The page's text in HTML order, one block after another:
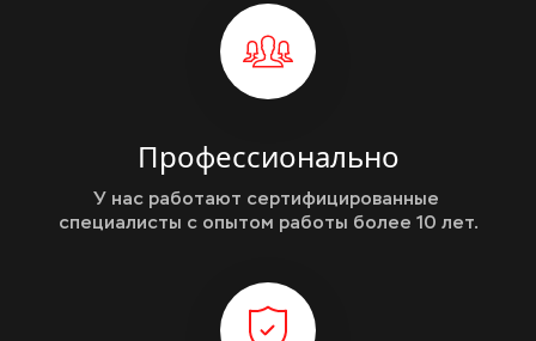
Профессионально
У нас работают сертифицированные
специалисты с опытом работы более 10 лет.